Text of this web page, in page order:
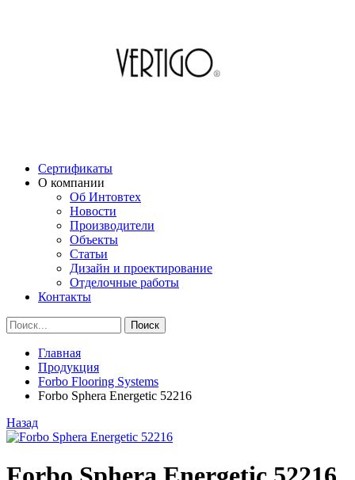
Сертификаты
О компании
Об Интовтех
Новости
Производители
Объекты
Статьи
Дизайн и проектирование
Отделочные работы
Контакты
Главная
Продукция
Forbo Flooring Systems
Forbo Sphera Energetic 52216
Назад